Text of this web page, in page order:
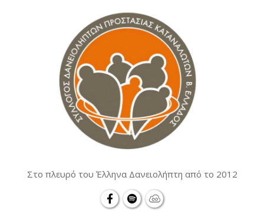
Στο πλευρό του Έλληνα Δανειολήπτη από το 2012